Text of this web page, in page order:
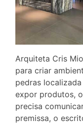
Arquiteta Cris
para criar
pedras
expor produtos,
precisa
premissa, o